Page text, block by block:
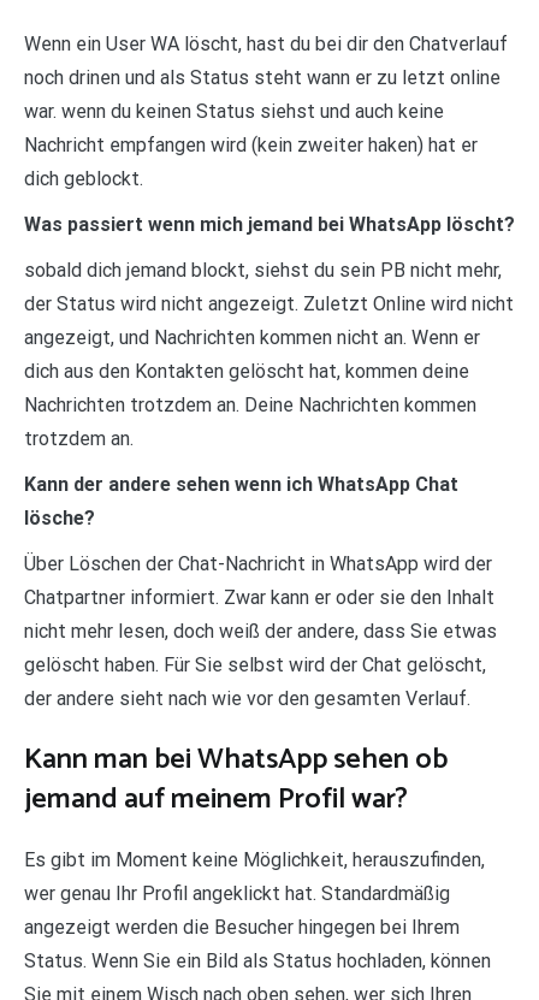
Wenn ein User WA löscht, hast du bei dir den Chatverlauf
noch drinen und als Status steht wann er zu letzt online
war. wenn du keinen Status siehst und auch keine
Nachricht empfangen wird (kein zweiter haken) hat er
dich geblockt.
Was passiert wenn mich jemand bei WhatsApp löscht?
sobald dich jemand blockt, siehst du sein PB nicht mehr,
der Status wird nicht angezeigt. Zuletzt Online wird nicht
angezeigt, und Nachrichten kommen nicht an. Wenn er
dich aus den Kontakten gelöscht hat, kommen deine
Nachrichten trotzdem an. Deine Nachrichten kommen
trotzdem an.
Kann der andere sehen wenn ich WhatsApp Chat
lösche?
Über Löschen der Chat-Nachricht in WhatsApp wird der
Chatpartner informiert. Zwar kann er oder sie den Inhalt
nicht mehr lesen, doch weiß der andere, dass Sie etwas
gelöscht haben. Für Sie selbst wird der Chat gelöscht,
der andere sieht nach wie vor den gesamten Verlauf.
Kann man bei WhatsApp sehen ob
jemand auf meinem Profil war?
Es gibt im Moment keine Möglichkeit, herauszufinden,
wer genau Ihr Profil angeklickt hat. Standardmäßig
angezeigt werden die Besucher hingegen bei Ihrem
Status. Wenn Sie ein Bild als Status hochladen, können
Sie mit einem Wisch nach oben sehen, wer sich Ihren